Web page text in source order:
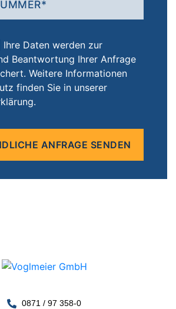
Daten werden zur
Beantwortung Ihrer Anfrage
Weitere Informationen
finden Sie in unserer
0871 / 97 358-0